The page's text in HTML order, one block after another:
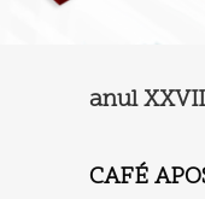
anul
CAFÉ